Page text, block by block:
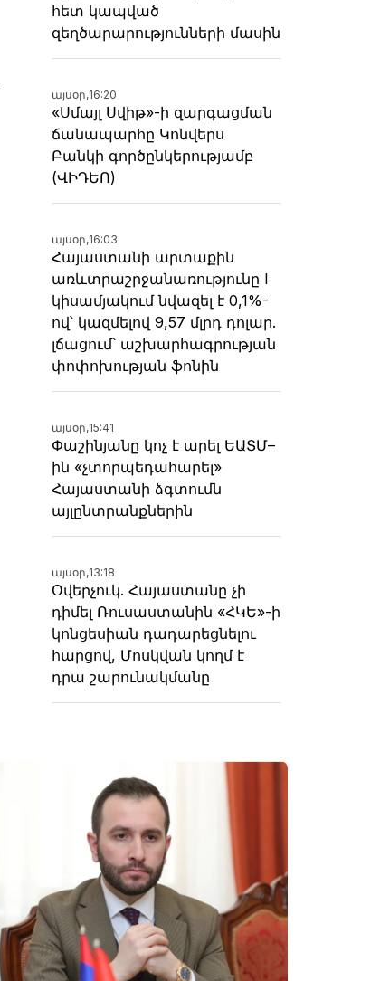
հետ կապված
զեղծարարությունների մասին
այսօր,16:20
«Սմայլ Սվիթ»-ի զարգացման
ճանապարհը Կոնվերս
Բանկի գործընկերությամբ
(ՎԻԴԵՈ)
այսօր,16:03
Հայաստանի արտաքին
առևտրաշրջանառությունը I
կիսամյակում նվազել է 0,1%-
ով՝ կազմելով 9,57 մլրդ դոլար.
լճացում՝ աշխարհագրության
փոփոխության ֆոնին
այսօր,15:41
Փաշինյանը կոչ է արել ԵԱՏՄ–
ին «չտորպեդահարել»
Հայաստանի ձգտումն
այլընտրանքներին
այսօր,13:18
Օվերչուկ. Հայաստանը չի
դիմել Ռուսաստանին «ՀԿԵ»-ի
կոնցեսիան դադարեցնելու
հարցով, Մոսկվան կողմ է
դրա շարունակմանը